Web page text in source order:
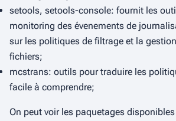
setools, setools-console: fournit les
monitoring des évenements de
sur les politiques de filtrage et la
fichiers;
mcstrans: outils pour traduire les
facile à comprendre;
On peut voir les paquetages